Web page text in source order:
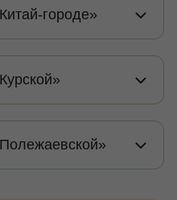
городе»